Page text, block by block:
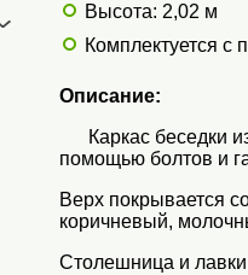
Высота: 2,02 м
Комплектуется с
Описание:
Каркас беседки
помощью болтов и
Верх покрывается
коричневый,
Столешница и